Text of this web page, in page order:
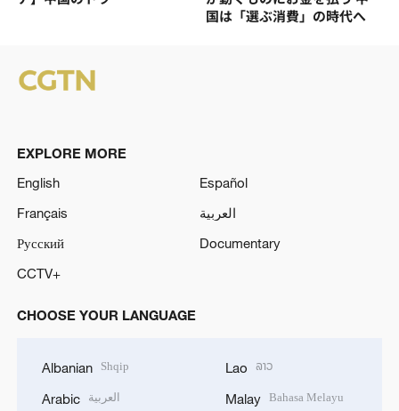
国は「選ぶ消費」の時代へ
EXPLORE MORE
English
Español
Français
العربية
Русский
Documentary
CCTV+
CHOOSE YOUR LANGUAGE
Albanian Shqip
Arabic العربية
Lao ລາວ
Malay Bahasa Melayu